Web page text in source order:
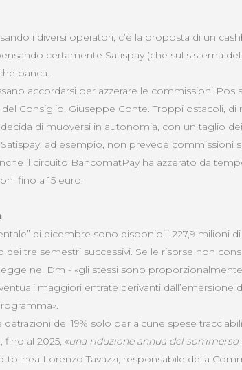
i diversi operatori, c’è la proposta di un
certamente Satispay (che sul sistema
banca.
accordarsi per azzerare le commissioni Pos
Consiglio, Giuseppe Conte. Troppi ostacoli, di
di muoversi in autonomia, con un taglio
ad esempio, non prevede commissioni
il circuito BancomatPay ha azzerato da
fino a 15 euro.
di dicembre sono disponibili 227,9 milioni
dei tre semestri successivi. Se le risorse non
nel Dm - «gli stessi sono
maggiori entrate derivanti dall’emersione
detrazioni del 19% solo per alcune spese
al 2025, «una riduzione annua del
Lorenzo Tavazzi, responsabile della